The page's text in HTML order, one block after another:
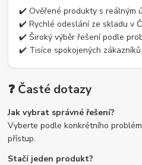
✔️ Ověřené produkty s reálným
✔️ Rychlé odeslání ze skladu v
✔️ Široký výběr řešení podle
✔️ Tisíce spokojených zákazníků
❓ Časté dotazy
Jak vybrat správné řešení?
Vyberte podle konkrétního
přístup.
Stačí jeden produkt?